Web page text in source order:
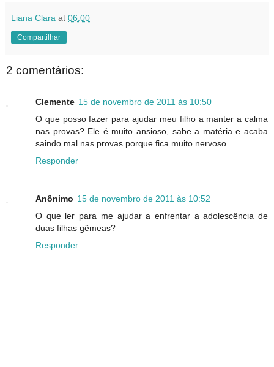
Liana Clara at 06:00
Compartilhar
2 comentários:
Clemente 15 de novembro de 2011 às 10:50
O que posso fazer para ajudar meu filho a manter a calma
nas provas? Ele é muito ansioso, sabe a matéria e acaba
saindo mal nas provas porque fica muito nervoso.
Responder
Anônimo 15 de novembro de 2011 às 10:52
O que ler para me ajudar a enfrentar a adolescência de
duas filhas gêmeas?
Responder